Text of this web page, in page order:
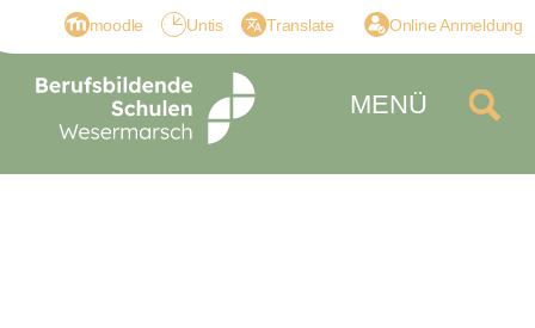
moodle Untis Translate Online Anmeldung
MENÜ